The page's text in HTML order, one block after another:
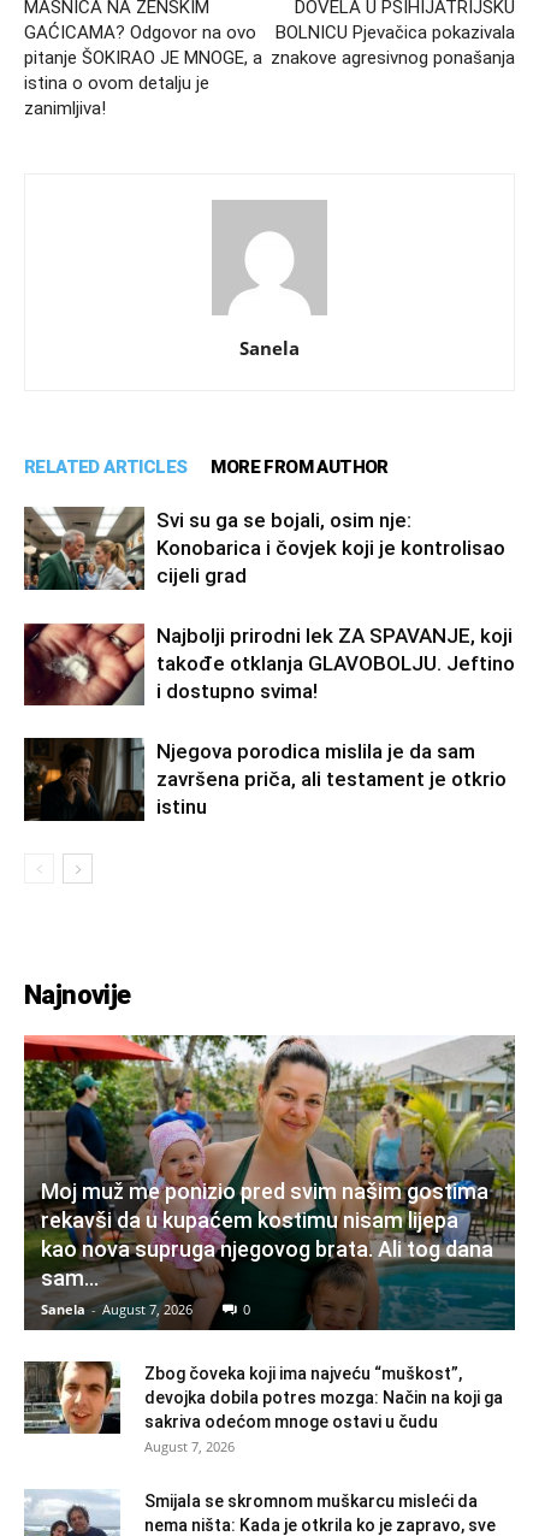
MAŠNICA NA ŽENSKIM
GAĆICAMA? Odgovor na ovo
pitanje ŠOKIRAO JE MNOGE, a
istina o ovom detalju je
zanimljiva!
DOVELA U PSIHIJATRIJSKU
BOLNICU Pjevačica pokazivala
znakove agresivnog ponašanja
Sanela
RELATED ARTICLES MORE FROM AUTHOR
Svi su ga se bojali, osim nje:
Konobarica i čovjek koji je kontrolisao
cijeli grad
Najbolji prirodni lek ZA SPAVANJE, koji
takođe otklanja GLAVOBOLJU. Jeftino
i dostupno svima!
Njegova porodica mislila je da sam
završena priča, ali testament je otkrio
istinu
Najnovije
Moj muž me ponizio pred svim našim gostima
rekavši da u kupaćem kostimu nisam lijepa
kao nova supruga njegovog brata. Ali tog dana
sam...
Sanela - August 7, 2026 0
Zbog čoveka koji ima najveću “muškost”,
devojka dobila potres mozga: Način na koji ga
sakriva odećom mnoge ostavi u čudu
August 7, 2026
Smijala se skromnom muškarcu misleći da
nema ništa: Kada je otkrila ko je zapravo, sve